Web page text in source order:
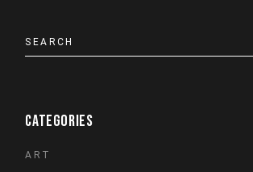
CATEGORIES
ART